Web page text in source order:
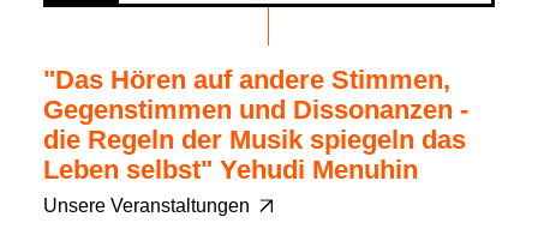
"Das Hören auf andere Stimmen,
Gegenstimmen und Dissonanzen -
die Regeln der Musik spiegeln das
Leben selbst" Yehudi Menuhin
Unsere Veranstaltungen